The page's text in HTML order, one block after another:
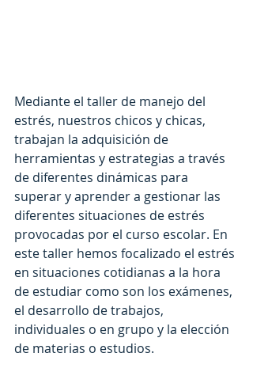
Mediante el taller de manejo del
estrés, nuestros chicos y chicas,
trabajan la adquisición de
herramientas y estrategias a través
de diferentes dinámicas para
superar y aprender a gestionar las
diferentes situaciones de estrés
provocadas por el curso escolar. En
este taller hemos focalizado el estrés
en situaciones cotidianas a la hora
de estudiar como son los exámenes,
el desarrollo de trabajos,
individuales o en grupo y la elección
de materias o estudios.